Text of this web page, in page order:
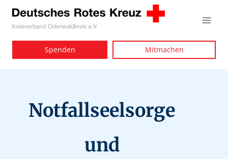
Zum
Inhalt
Spenden Mitmachen
Notfallseelsorge
und